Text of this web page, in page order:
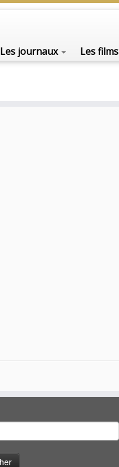
Les journaux Les films